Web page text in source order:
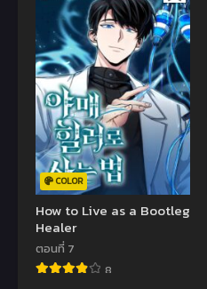
COLOR
How to Live as a Bootleg
Healer
ตอนที่ 7
8